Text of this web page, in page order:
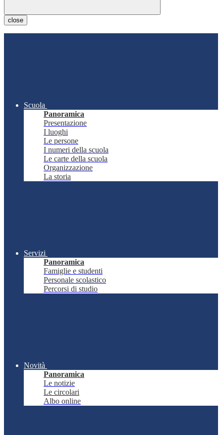
close
Scuola
Panoramica
Presentazione
I luoghi
Le persone
I numeri della scuola
Le carte della scuola
Organizzazione
La storia
Servizi
Panoramica
Famiglie e studenti
Personale scolastico
Percorsi di studio
Novità
Panoramica
Le notizie
Le circolari
Albo online